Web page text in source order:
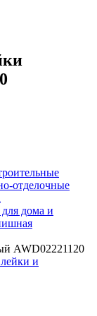
отделочные
дома и
AWD02221120
и